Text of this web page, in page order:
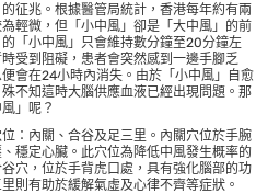
征兆。根據醫管局統計，香港每年約有兩
輕微，但「小中風」卻是「大中風」的前
「小中風」只會維持數分鐘至20分鐘左
受到阻礙，患者會突然感到一邊手腳乏
會在24小時內消失。由於「小中風」自愈
不知這時大腦供應血液已經出現問題。那
」呢？
：內關、合谷及足三里。內關穴位於手腕
穩定心臟。此穴位為降低中風發生概率的
穴，位於手背虎口處，具有強化腦部的功
則有助於緩解氣虛及心律不齊等症狀。